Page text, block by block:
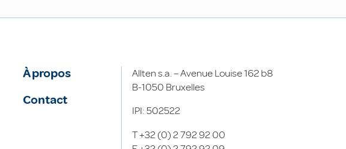
À propos
Contact
Allten s.a. – Avenue Louise 162 b8
B-1050 Bruxelles
IPI: 502522
T+32 (0) 2 792 92 00